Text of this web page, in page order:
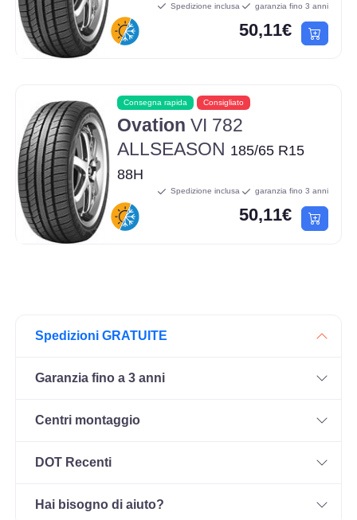
Spedizione inclusa garanzia fino 3 anni
50,11€
Consegna rapida Consigliato
Ovation VI 782
ALLSEASON 185/65 R15
88H
Spedizione inclusa garanzia fino 3 anni
50,11€
Spedizioni GRATUITE
Garanzia fino a 3 anni
Centri montaggio
DOT Recenti
Hai bisogno di aiuto?